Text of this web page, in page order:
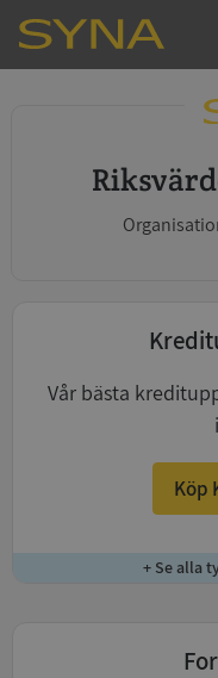
Vår bästa
Köp
+ Se alla